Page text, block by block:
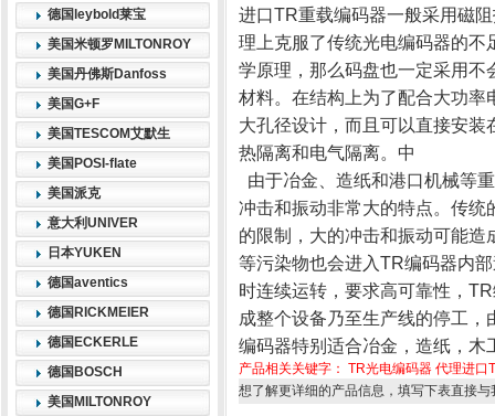
德国leybold莱宝
美国米顿罗MILTONROY
美国丹佛斯Danfoss
美国G+F
美国TESCOM艾默生
美国POSI-flate
美国派克
意大利UNIVER
日本YUKEN
德国aventics
德国RICKMEIER
德国ECKERLE
德国BOSCH
美国MILTONROY
进口TR重载编码器一般采用磁
理上克服了传统光电编码器的不
学原理，那么码盘也一定采用不
材料。在结构上为了配合大功
大孔径设计，而且可以直接安
热隔离和电气隔离。中
由于冶金、造纸和港口机械等
冲击和振动非常大的特点。传
的限制，大的冲击和振动可能
等污染物也会进入TR编码器内
时连续运转，要求高可靠性，
成整个设备乃至生产线的停工
编码器特别适合冶金，造纸，木
产品相关关键字： TR光电编码器 代理进口
想了解更详细的产品信息，填写下表直接与